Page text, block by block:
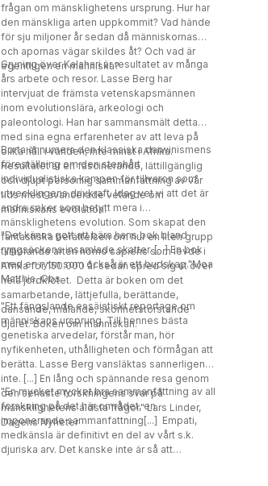
frågan om mänsklighetens ursprung. Hur har
den mänskliga arten uppkommit? Vad hände
för sju miljoner år sedan då människornas
och apornas vägar skildes åt? Och vad är
egentligen en människa?
Gryning över Kalahari är resultatet av många
års arbete och resor. Lasse Berg har
intervjuat de främsta vetenskapsmännen
inom evolutionslära, arkeologi och
paleontologi. Han har sammansmält detta
med sina egna erfarenheter av att leva på
olika håll i världen, inte minst i Afrika.
Resultatet är en fascinerande, lättillgänglig
och djupt personlig sammanfattning av vår
tids mest avancerade vetande om
människans evolution.
Borta är numera den klassiska darwinismens
föreställning om den stenhårt
individualistiska kampen för tillvaron som
utvecklingens drivkraft. Idag vet vi att det är
andra saker som betytt mera i
mänsklighetens evolution. Som skapat den
fantastiska berättelsen om hur en liten grupp
tillhörande arten homo sapiens som levde i
Afrika för 150.000 år sedan spred sig ut över
hela jordklotet. Detta är boken om det
samarbetande, lättjefulla, berättande,
dansande, målande, skönhetstörstande
djuret. Boken om människan.
"Det känns gott att bära hans bok bland
ryggsäckens insamlade skatter. [...] En bok
med en rytm som också är ett budskap."Moa
Matthis, Obs
"Ett fängslande essäistiskt reportage om
människans ursprung. Till hennes bästa
genetiska arvedelar, förstår man, hör
nyfikenheten, uthålligheten och förmågan att
berätta. Lasse Berg vansläktas sannerligen
inte. [...] En lång och spännande resa genom
den senaste forskningens svar på
mänsklighetens äldsta frågor." Lars Linder,
Dagens Nyheter
"En mycket mycket bra sammanfattning av all
forskning på det här området, en
imponerande sammanfattning[...] Empati,
medkänsla är definitivt en del av vårt s.k.
djuriska arv. Det kanske inte är så att